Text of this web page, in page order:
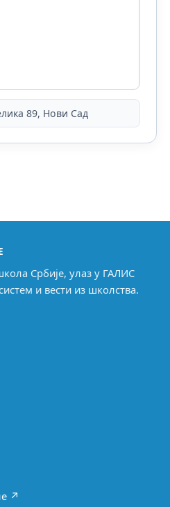
89, Нови Сад
Србије, улаз у ГАЛИС
и вести из школства.
↗